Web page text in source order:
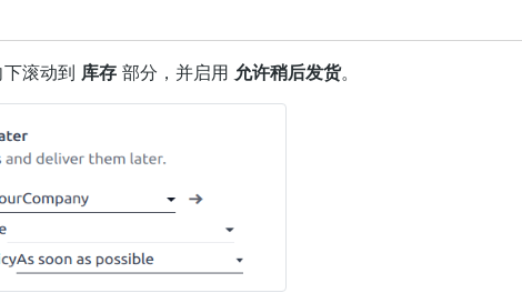
下滚动到 库存 部分，并启用 允许稍后发货。